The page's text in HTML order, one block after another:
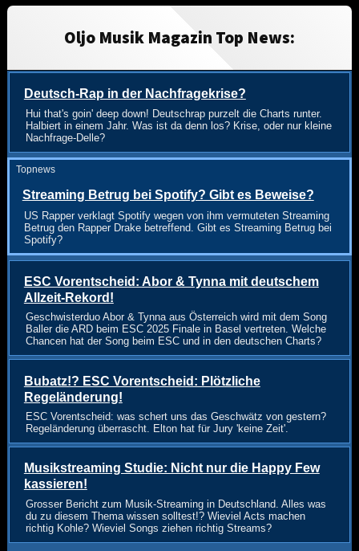
Oljo Musik Magazin Top News:
Deutsch-Rap in der Nachfragekrise?
Hui that's goin' deep down! Deutschrap purzelt die Charts runter.
Halbiert in einem Jahr. Was ist da denn los? Krise, oder nur kleine
Nachfrage-Delle?
Topnews
Streaming Betrug bei Spotify? Gibt es Beweise?
US Rapper verklagt Spotify wegen von ihm vermuteten Streaming
Betrug den Rapper Drake betreffend. Gibt es Streaming Betrug bei
Spotify?
ESC Vorentscheid: Abor & Tynna mit deutschem
Allzeit-Rekord!
Geschwisterduo Abor & Tynna aus Österreich wird mit dem Song
Baller die ARD beim ESC 2025 Finale in Basel vertreten. Welche
Chancen hat der Song beim ESC und in den deutschen Charts?
Bubatz!? ESC Vorentscheid: Plötzliche
Regeländerung!
ESC Vorentscheid: was schert uns das Geschwätz von gestern?
Regeländerung überrascht. Elton hat für Jury 'keine Zeit'.
Musikstreaming Studie: Nicht nur die Happy Few
kassieren!
Grosser Bericht zum Musik-Streaming in Deutschland. Alles was
du zu diesem Thema wissen solltest!? Wieviel Acts machen
richtig Kohle? Wieviel Songs ziehen richtig Streams?